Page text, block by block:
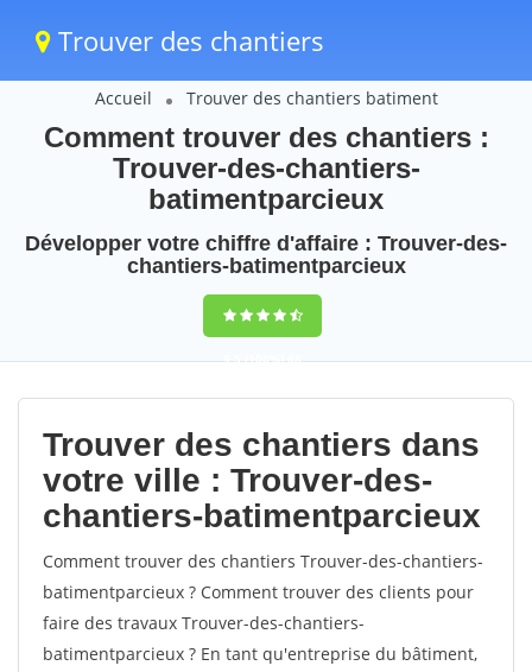
Trouver des chantiers
Accueil Trouver des chantiers batiment
Comment trouver des chantiers :
Trouver-des-chantiers-
batimentparcieux
Développer votre chiffre d'affaire : Trouver-des-
chantiers-batimentparcieux
9,5(100%)68
votes
Trouver des chantiers dans
votre ville : Trouver-des-
chantiers-batimentparcieux
Comment trouver des chantiers Trouver-des-chantiers-
batimentparcieux ? Comment trouver des clients pour
faire des travaux Trouver-des-chantiers-
batimentparcieux ? En tant qu'entreprise du bâtiment,